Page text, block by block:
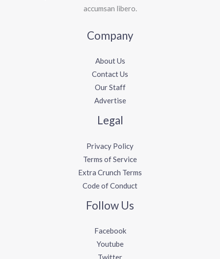
accumsan libero.
Company
About Us
Contact Us
Our Staff
Advertise
Legal
Privacy Policy
Terms of Service
Extra Crunch Terms
Code of Conduct
Follow Us
Facebook
Youtube
Twitter